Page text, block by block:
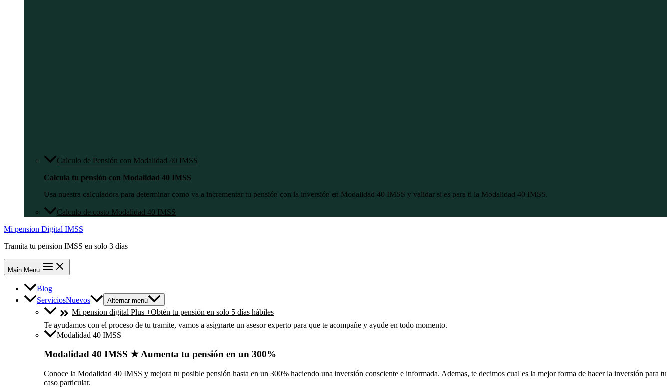
Calculo de Pensión con Modalidad 40 IMSS
Calcula tu pensión con Modalidad 40 IMSS
Usa nuestra calculadora para determinar como va a incrementar tu pensión con la inversión en Modalidad 40 IMSS y validar si es para ti la Modalidad 40 IMSS.
Calculo de costo Modalidad 40 IMSS
Mi pension Digital IMSS
Tramita tu pension IMSS en solo 3 días
Main Menu
Blog
ServiciosNuevos Alternar menú
Mi pension digital Plus +Obtén tu pensión en solo 5 días hábiles
Te ayudamos con el proceso de tu tramite, vamos a asignarte un asesor experto para que te acompañe y ayude en todo momento.
Modalidad 40 IMSS
Modalidad 40 IMSS ★ Aumenta tu pensión en un 300%
Conoce la Modalidad 40 IMSS y mejora tu posible pensión hasta en un 300% haciendo una inversión consciente e informada. Ademas, te decimos cual es la mejor forma de hacer la inversión para tu
caso particular.